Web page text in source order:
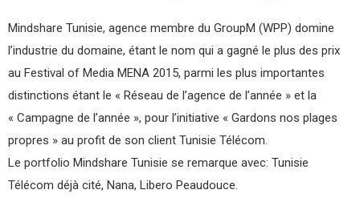
Mindshare Tunisie, agence membre du GroupM (WPP) domine
l’industrie du domaine, étant le nom qui a gagné le plus des prix
au Festival of Media MENA 2015, parmi les plus importantes
distinctions étant le « Réseau de l’agence de l’année » et la
« Campagne de l’année », pour l’initiative « Gardons nos plages
propres » au profit de son client Tunisie Télécom.
Le portfolio Mindshare Tunisie se remarque avec: Tunisie
Télécom déjà cité, Nana, Libero Peaudouce.